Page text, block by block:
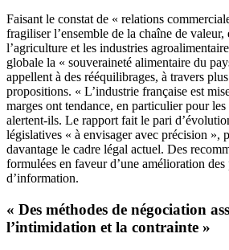
Faisant le constat de « relations
fragiliser l’ensemble de la chaîne de
l’agriculture et les industries
globale la « souveraineté alimentaire du
appellent à des rééquilibrages, à travers
propositions. « L’industrie française est
marges ont tendance, en particulier pour
alertent-ils. Le rapport fait le pari
législatives « à envisager avec précision »,
davantage le cadre légal actuel. Des
formulées en faveur d’une amélioration
d’information.
« Des méthodes de négociation
l’intimidation et la contrainte »